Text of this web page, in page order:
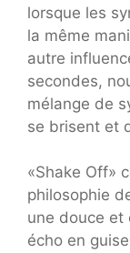
lorsque les
la même
autre
secondes,
mélange de
se brisent et
«Shake Off»
philosophie
une douce et
écho en